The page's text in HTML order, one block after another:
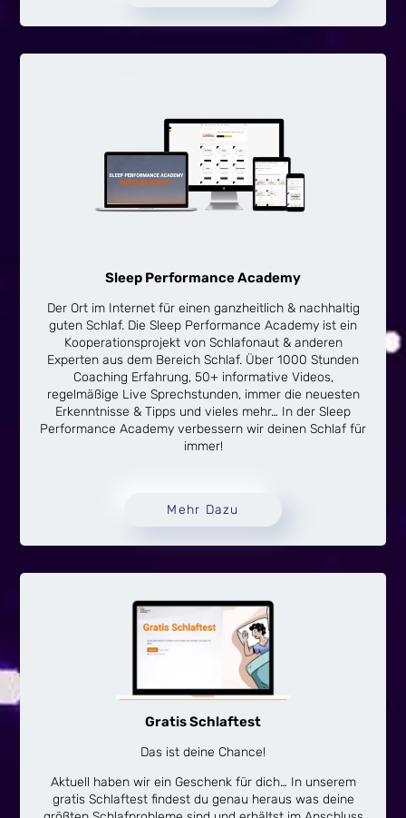
Sleep Performance Academy
Der Ort im Internet für einen ganzheitlich & nachhaltig
guten Schlaf. Die Sleep Performance Academy ist ein
Kooperationsprojekt von Schlafonaut & anderen
Experten aus dem Bereich Schlaf. Über 1000 Stunden
Coaching Erfahrung, 50+ informative Videos,
regelmäßige Live Sprechstunden, immer die neuesten
Erkenntnisse & Tipps und vieles mehr… In der Sleep
Performance Academy verbessern wir deinen Schlaf für
immer!
Mehr Dazu
Gratis Schlaftest
Das ist deine Chance!
Aktuell haben wir ein Geschenk für dich… In unserem
gratis Schlaftest findest du genau heraus was deine